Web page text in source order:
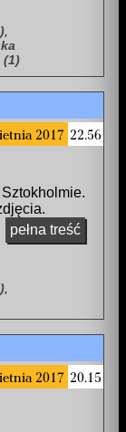
(1)
2017 22.56
pełna treść
2017 20.15